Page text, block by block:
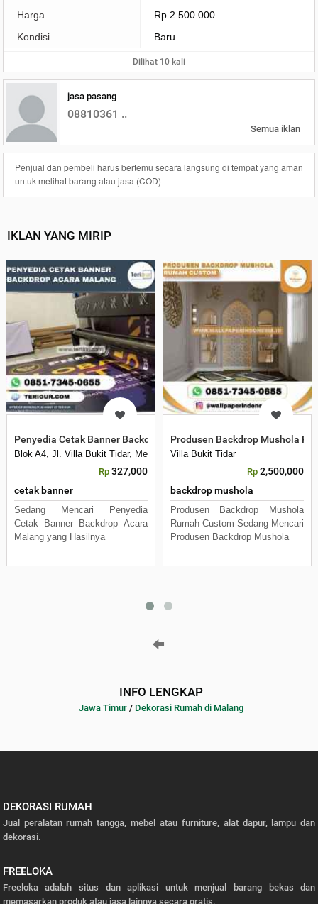
Harga
Rp 2.500.000
Kondisi
Baru
Dilihat 10 kali
jasa pasang
08810361 ..
Semua iklan
Penjual dan pembeli harus bertemu secara langsung di tempat yang aman
untuk melihat barang atau jasa (COD)
IKLAN YANG MIRIP
Penyedia Cetak Banner Backdrop Acara Malang
Blok A4, Jl. Villa Bukit Tidar, Merjosari, Kec. Lowokwaru, Kota Malang,
Rp 327,000
cetak banner
Sedang Mencari Penyedia
Cetak Banner Backdrop Acara
Malang yang Hasilnya
Produsen Backdrop Mushola
Villa Bukit Tidar
Rp 2,500,000
backdrop mushola
Produsen Backdrop Mushola
Rumah Custom Sedang Mencari
Produsen Backdrop Mushola
INFO LENGKAP
Jawa Timur / Dekorasi Rumah di Malang
DEKORASI RUMAH
Jual peralatan rumah tangga, mebel atau furniture, alat dapur, lampu dan
dekorasi.
FREELOKA
Freeloka adalah situs dan aplikasi untuk menjual barang bekas dan
memasarkan produk atau jasa lainnya secara gratis.